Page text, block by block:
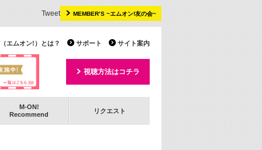
MEMBER’S ~エムオン!友の会~
Tweet
サイト案内
サポート
エムオン!）とは？
視聴方法はコチラ
M-ON!
Recommend
リクエスト